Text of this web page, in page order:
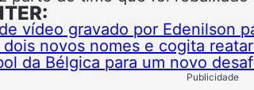
vídeo gravado por Edenilson
novos nomes e cogita
da Bélgica para um novo
Publicidade